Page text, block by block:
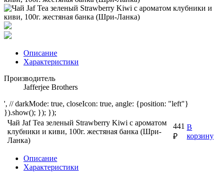
Описание
Характеристики
Производитель
Jafferjee Brothers
', // darkMode: true, closeIcon: true, angle: {position: "left"}
}).show(); }); });
Чай Jaf Tea зеленый Strawberry Kiwi с ароматом
клубники и киви, 100г. жестяная банка (Шри-
Ланка)
441
₽
В
корзину
Описание
Характеристики